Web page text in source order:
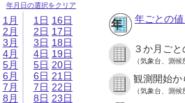
年月日の選択をクリア
1月
2月
3月
4月
5月
6月
7月
8月
1日
2日
3日
4日
5日
6日
7日
8日
16日
17日
18日
19日
20日
21日
22日
23日
年ごとの
３か月ご
（気象台、測
観測開始か
（気象台、測